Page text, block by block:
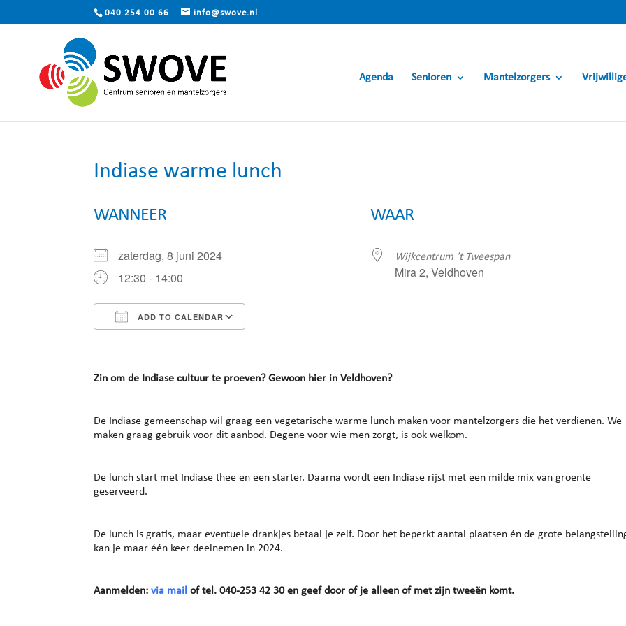
040 254 00 66 info@swove.nl
Agenda Senioren Mantelzorgers
Indiase warme lunch
WANNEER
zaterdag, 8 juni 2024
12:30 - 14:00
ADD TO CALENDAR
WAAR
Wijkcentrum ’t Tweespan
Mira 2, Veldhoven
Zin om de Indiase cultuur te proeven? Gewoon hier in Veldhoven?
De Indiase gemeenschap wil graag een vegetarische warme lunch maken voor mantelzorgers die het verdienen. We
maken graag gebruik voor dit aanbod. Degene voor wie men zorgt, is ook welkom.
De lunch start met Indiase thee en een starter. Daarna wordt een Indiase rijst met een milde mix van groente
geserveerd.
De lunch is gratis, maar eventuele drankjes betaal je zelf. Door het beperkt aantal plaatsen én de grote
kan je maar één keer deelnemen in 2024.
Aanmelden:via mail of tel. 040-253 42 30 en geef door of je alleen of met zijn tweeën komt.